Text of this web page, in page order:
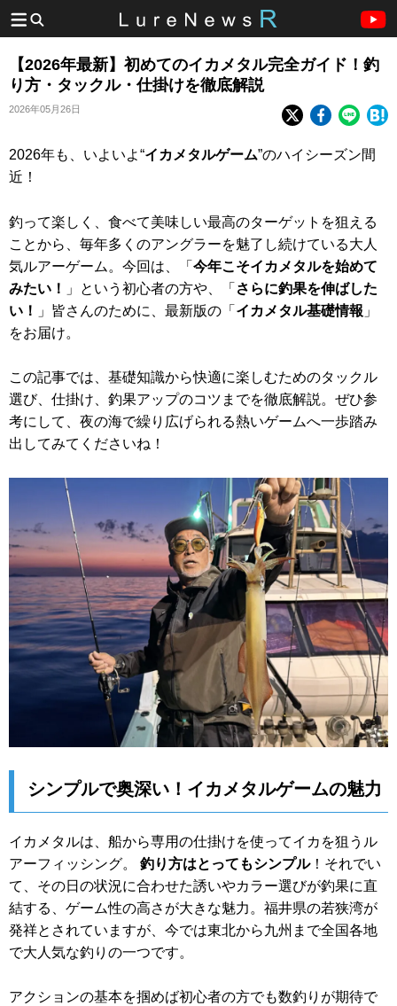
【2026年最新】初めてのイカメタル完全ガイド！釣
り方・タックル・仕掛けを徹底解説
2026年05月26日
2026年も、いよいよ“イカメタルゲーム”のハイシーズン間
近！
釣って楽しく、食べて美味しい最高のターゲットを狙える
ことから、毎年多くのアングラーを魅了し続けている大人
気ルアーゲーム。今回は、「 今年こそイカメタルを始めて
みたい！
」という初心者の方や、「 さらに釣果を伸ばした
い！
」皆さんのために、最新版の「 イカメタル基礎情報 」
をお届け。
この記事では、基礎知識から快適に楽しむためのタックル
選び、仕掛け、釣果アップのコツまでを徹底解説。ぜひ参
考にして、夜の海で繰り広げられる熱いゲームへ一歩踏み
出してみてくださいね！
シンプルで奥深い！イカメタルゲームの魅力
イカメタルは、船から専用の仕掛けを使ってイカを狙うル
アーフィッシング。 釣り方はとってもシンプル！それでい
て、その日の状況に合わせた誘いやカラー選びが釣果に直
結する、ゲーム性の高さが大きな魅力。福井県の若狭湾が
発祥とされていますが、今では東北から九州まで全国各地
で大人気な釣りの一つです。
アクションの基本を掴めば初心者の方でも数釣りが期待で